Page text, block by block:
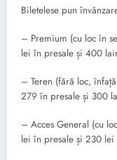
Biletelese pun
– Premium (cu loc în
lei în presale și 400
– Teren (fără loc,
279 în presale și 300
– Acces General (cu
lei în presale și 230 lei